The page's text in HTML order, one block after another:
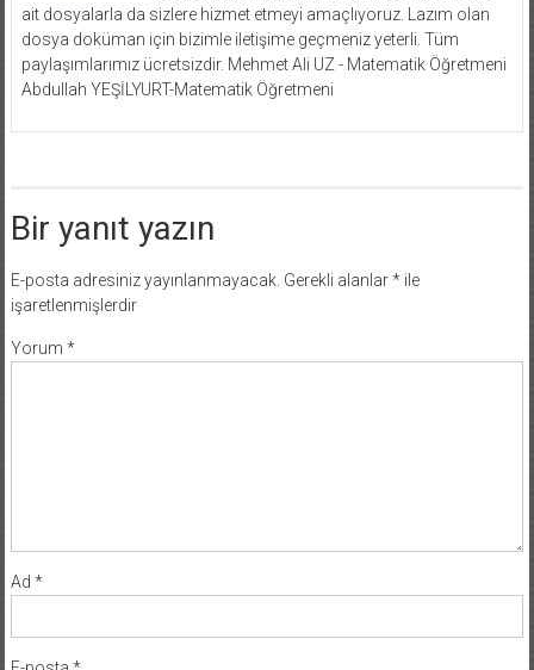
ait dosyalarla da sizlere hizmet etmeyi amaçlıyoruz. Lazım olan
dosya doküman için bizimle iletişime geçmeniz yeterli. Tüm
paylaşımlarımız ücretsizdir. Mehmet Ali UZ - Matematik Öğretmeni
Abdullah YEŞİLYURT-Matematik Öğretmeni
Bir yanıt yazın
E-posta adresiniz yayınlanmayacak. Gerekli alanlar*ile
işaretlenmişlerdir
Yorum *
Ad *